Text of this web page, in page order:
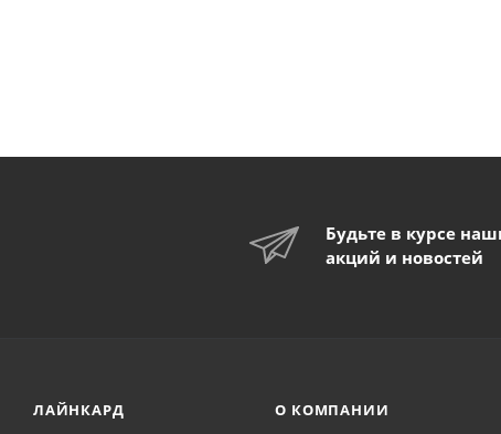
Будьте в курсе
акций и новостей
ЛАЙНКАРД О КОМПАНИИ